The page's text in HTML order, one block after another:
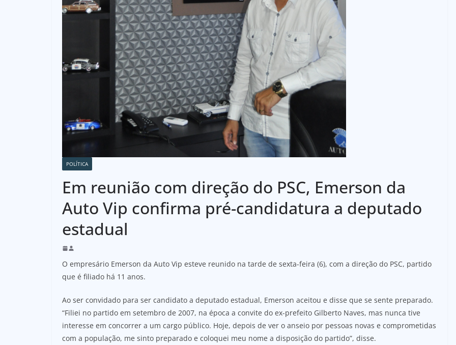
POLÍTICA
Em reunião com direção do PSC, Emerson da
Auto Vip confirma pré-candidatura a deputado
estadual
O empresário Emerson da Auto Vip esteve reunido na tarde de sexta-feira (6), com a direção do PSC, partido
que é filiado há 11 anos.
Ao ser convidado para ser candidato a deputado estadual, Emerson aceitou e disse que se sente preparado.
“Filiei no partido em setembro de 2007, na época a convite do ex-prefeito Gilberto Naves, mas nunca tive
interesse em concorrer a um cargo público. Hoje, depois de ver o anseio por pessoas novas e comprometidas
com a população, me sinto preparado e coloquei meu nome a disposição do partido”, disse.